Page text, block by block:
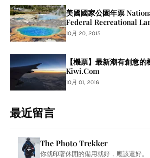
美國國家公園年票
Federal Recreational
10月 20, 2015
【機票】最新潮有創意
Kiwi.Com
10月 01, 2016
最近留言
The Photo Trekker
你就印著休閒的備用就好，應該還好。